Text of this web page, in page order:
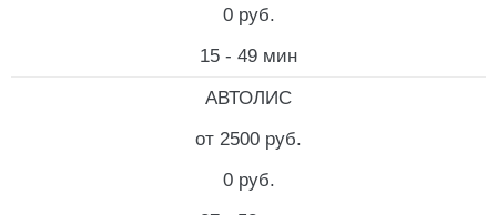
0 руб.
15 - 49 мин
АВТОЛИС
от 2500 руб.
0 руб.